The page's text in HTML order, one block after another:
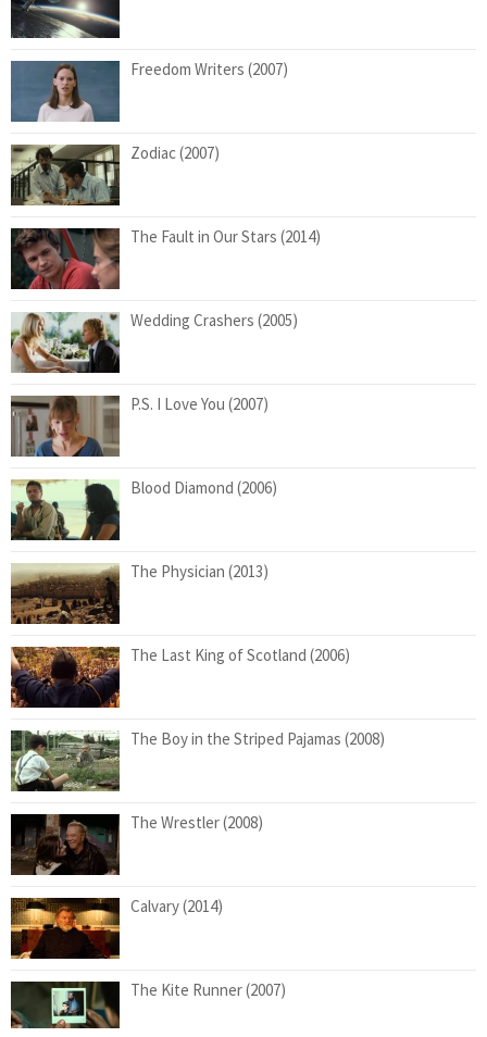
Freedom Writers (2007)
Zodiac (2007)
The Fault in Our Stars (2014)
Wedding Crashers (2005)
P.S. I Love You (2007)
Blood Diamond (2006)
The Physician (2013)
The Last King of Scotland (2006)
The Boy in the Striped Pajamas (2008)
The Wrestler (2008)
Calvary (2014)
The Kite Runner (2007)